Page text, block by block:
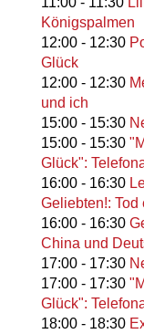
Königspalmen
12:00- 12:30
Glück
12:00- 12:30
und ich
15:00- 15:30
15:00- 15:30
Glück":
16:00- 16:30
Geliebten!: Tod
16:00- 16:30
China und
17:00- 17:30
17:00- 17:30
Glück":
18:00- 18:30